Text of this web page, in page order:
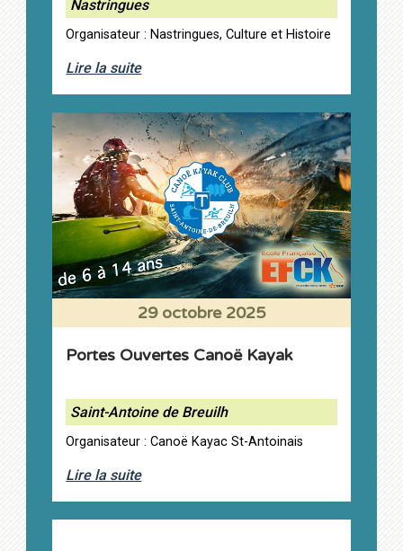
Nastringues
Organisateur : Nastringues, Culture et Histoire
Lire la suite
29 octobre 2025
Portes Ouvertes Canoë Kayak
Saint-Antoine de Breuilh
Organisateur : Canoë Kayac St-Antoinais
Lire la suite